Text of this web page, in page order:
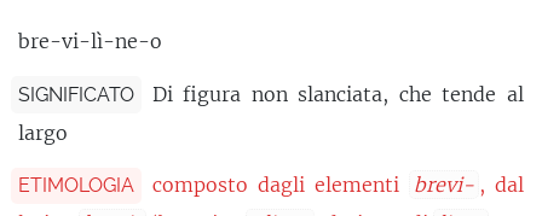
bre-vi-lì-ne-o
SIGNIFICATO
Di figura non slanciata, che tende al
largo
ETIMOLOGIA composto dagli elementi brevi- , dal